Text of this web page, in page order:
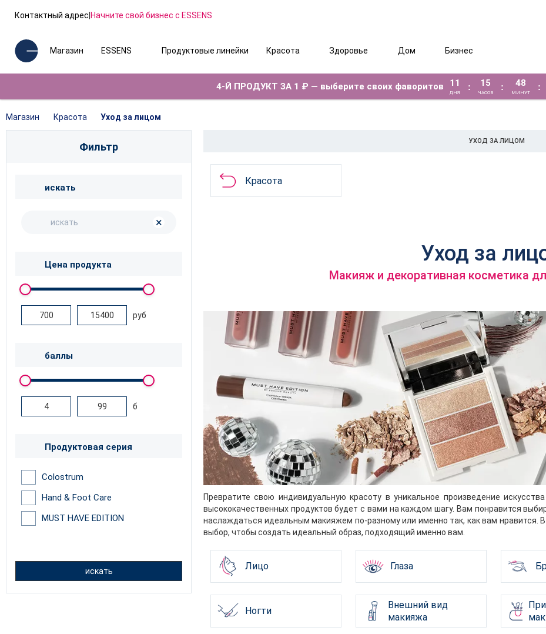
Контактный адрес|Начните свой бизнес с ESSENS
Магазин ESSENS Продуктовые линейки Красота Здоровье Дом Бизнес
4-Й ПРОДУКТ ЗА 1 ₽ — выберите своих фаворитов 11
ДНЯ
: 15
ЧАСОВ
: 48
МИНУТ
:
Магазин Красота Уход за лицом
Фильтр
искать
×
Цена продукта
руб
баллы
б
Продуктовая серия
Colostrum
Hand & Foot Care
MUST HAVE EDITION
искать
УХОД ЗА ЛИЦОМ
Красота
Уход за
Макияж и декоративная косметика
Превратите свою индивидуальную красоту в уникальное произведение
высококачественных продуктов будет с вами на каждом шагу. Вам понравится
наслаждаться идеальным макияжем по-разному или именно так, как вам нравится.
выбор, чтобы создать идеальный образ, подходящий именно вам.
Лицо Глаза
Ногти
Внешний вид
макияжа